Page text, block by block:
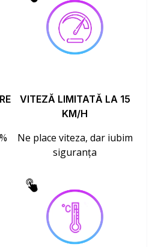
VITEZĂ LIMITATĂ LA 15
KM/H
Ne place viteza, dar iubim
siguranța